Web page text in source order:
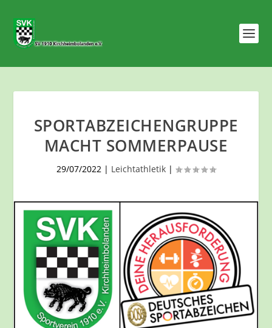
SPORTABZEICHENGRUPPE
MACHT SOMMERPAUSE
29/07/2022 | Leichtathletik |